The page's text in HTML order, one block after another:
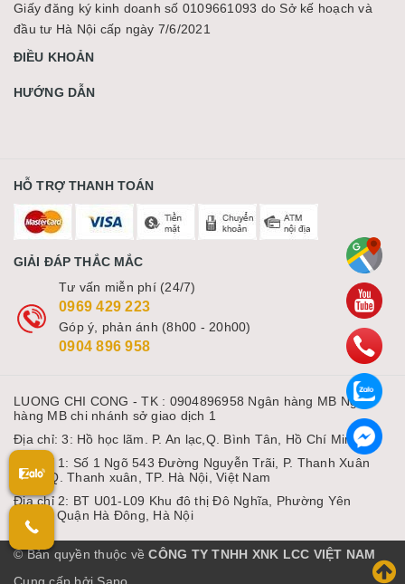
Giấy đăng ký kinh doanh số 0109661093 do Sở kế hoạch và
đầu tư Hà Nội cấp ngày 7/6/2021
ĐIỀU KHOẢN
HƯỚNG DẪN
HỖ TRỢ THANH TOÁN
GIẢI ĐÁP THẮC MẮC
Tư vấn miễn phí (24/7)
0969 429 223
Góp ý, phản ánh (8h00 - 20h00)
0904 896 958
LUONG CHI CONG - TK : 0904896958 Ngân hàng MB Ngân
hàng MB chi nhánh sở giao dịch 1
Địa chỉ: 3: Hồ học lãm. P. An lạc,Q. Bình Tân, Hồ Chí Minh
Địa chỉ 1: Số 1 Ngõ 543 Đường Nguyễn Trãi, P. Thanh Xuân
Nam, Q. Thanh xuân, TP. Hà Nội, Việt Nam
Địa chỉ 2: BT U01-L09 Khu đô thị Đô Nghĩa, Phường Yên
Nghĩa, Quận Hà Đông, Hà Nội
© Bản quyền thuộc vềCÔNG TY TNHH XNK LCC VIỆT NAM